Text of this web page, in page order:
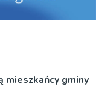
gminy